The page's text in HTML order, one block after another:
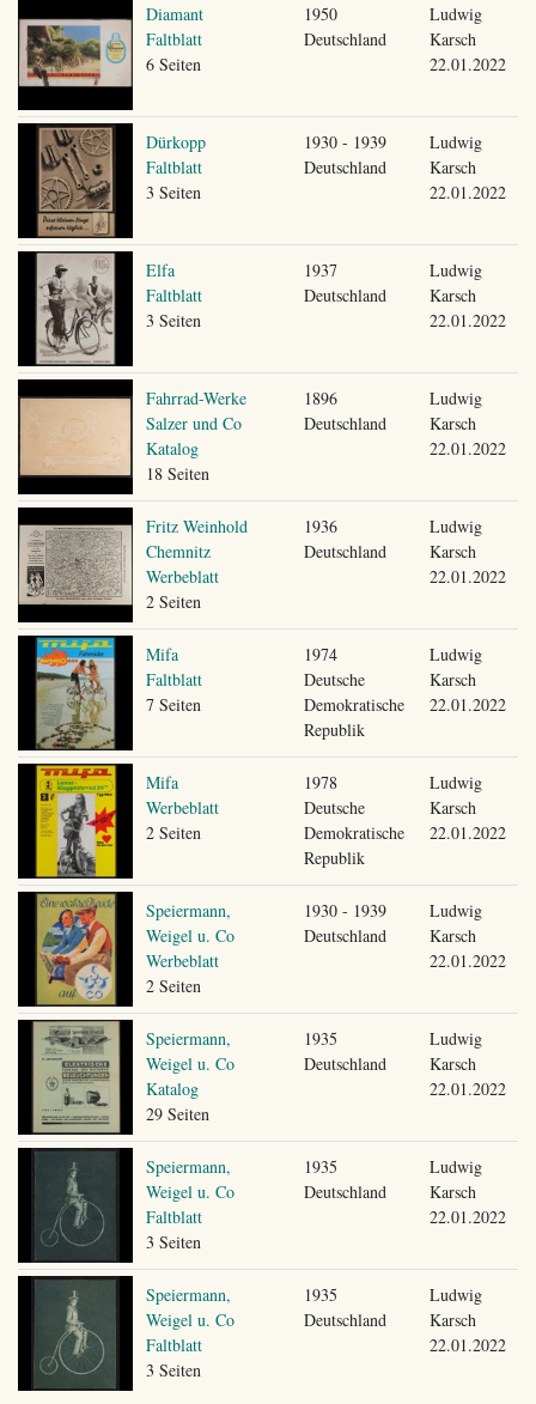
Diamant
Faltblatt
6 Seiten
1950
Deutschland
Ludwig
Karsch
22.01.2022
Dürkopp
Faltblatt
3 Seiten
1930 - 1939
Deutschland
Ludwig
Karsch
22.01.2022
Elfa
Faltblatt
3 Seiten
1937
Deutschland
Ludwig
Karsch
22.01.2022
Fahrrad-Werke
Salzer und Co
Katalog
18 Seiten
1896
Deutschland
Ludwig
Karsch
22.01.2022
Fritz Weinhold
Chemnitz
Werbeblatt
2 Seiten
1936
Deutschland
Ludwig
Karsch
22.01.2022
Mifa
Faltblatt
7 Seiten
1974
Deutsche
Demokratische
Republik
Ludwig
Karsch
22.01.2022
Mifa
Werbeblatt
2 Seiten
1978
Deutsche
Demokratische
Republik
Ludwig
Karsch
22.01.2022
Speiermann,
Weigel u. Co
Werbeblatt
2 Seiten
1930 - 1939
Deutschland
Ludwig
Karsch
22.01.2022
Speiermann,
Weigel u. Co
Katalog
29 Seiten
1935
Deutschland
Ludwig
Karsch
22.01.2022
Speiermann,
Weigel u. Co
Faltblatt
3 Seiten
1935
Deutschland
Ludwig
Karsch
22.01.2022
Speiermann,
Weigel u. Co
Faltblatt
3 Seiten
1935
Deutschland
Ludwig
Karsch
22.01.2022